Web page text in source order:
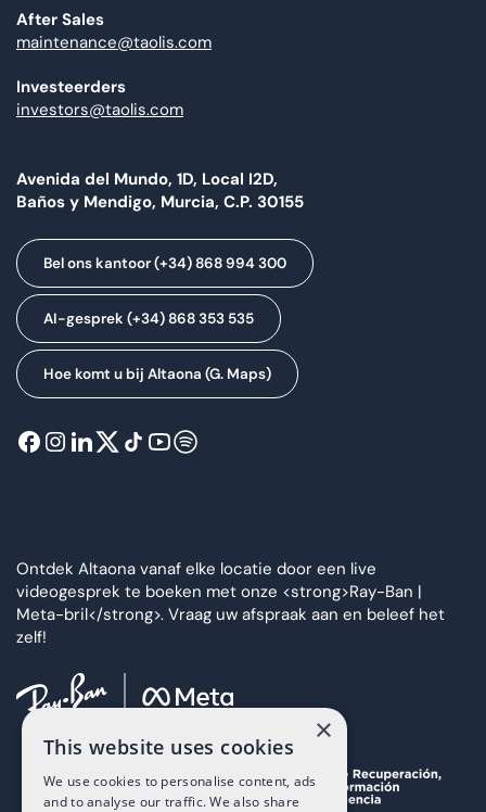
After Sales
maintenance@taolis.com
Investeerders
investors@taolis.com
Avenida del Mundo, 1D, Local I2D,
Baños y Mendigo, Murcia, C.P. 30155
Bel ons kantoor (+34) 868 994 300
AI-gesprek (+34) 868 353 535
Hoe komt u bij Altaona (G. Maps)
Ontdek Altaona vanaf elke locatie door een live
videogesprek te boeken met onze <strong>Ray-Ban |
Meta-bril</strong>. Vraag uw afspraak aan en beleef het
zelf!
×
This website uses cookies
We use cookies to personalise content, ads
and to analyse our traffic. We also share